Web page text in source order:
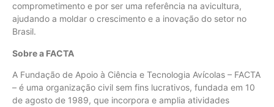
comprometimento e por ser uma referência na avicultura,
ajudando a moldar o crescimento e a inovação do setor no
Brasil.
Sobre a FACTA
A Fundação de Apoio à Ciência e Tecnologia Avícolas – FACTA
– é uma organização civil sem fins lucrativos, fundada em 10
de agosto de 1989, que incorpora e amplia atividades